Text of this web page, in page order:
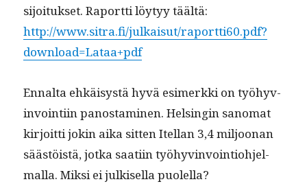
sijoituk­set. Raport­ti löy­tyy täältä:
http://www.sitra.fi/julkaisut/raportti60.pdf?
download=Lataa+pdf
Ennal­ta ehkäisys­tä hyvä esimerk­ki on työhyv­
in­voin­ti­in panos­t­a­mi­nen. Helsin­gin sanomat
kir­joit­ti jokin aika sit­ten Itel­lan 3,4 miljoo­nan
säästöistä, jot­ka saati­in työhyv­in­voin­tio­hjel­
mal­la. Mik­si ei julkisel­la puolel­la?